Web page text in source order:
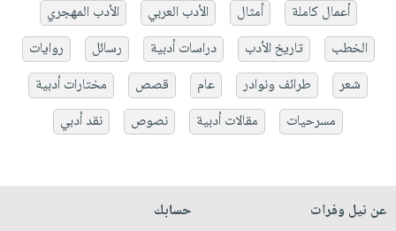
أعمال كاملة
أمثال الأدب العربي
الأدب المهجري
الخطب
تاريخ الأدب دراسات أدبية رسائل
روايات
شعر
طرائف ونوادر عام قصص
مختارات أدبية
مسرحيات
مقالات أدبية نصوص نقد أدبي
عن نيل وفرات
حسابك